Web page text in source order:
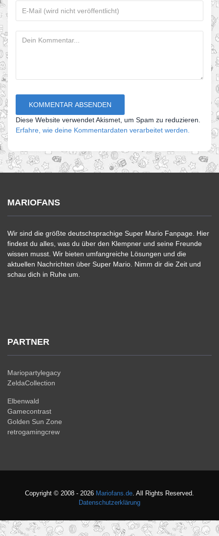
Diese Website verwendet Akismet, um Spam zu reduzieren.
Erfahre, wie deine Kommentardaten verarbeitet werden.
MARIOFANS
Wir sind die größte deutschsprachige Super Mario Fanpage. Hier
findest du alles, was du über den Klempner und seine Freunde
wissen musst. Wir bieten umfangreiche Lösungen und die
aktuellen Nachrichten über Super Mario. Nimm dir die Zeit und
schau dich in Ruhe um.
PARTNER
Mariopartylegacy
ZeldaCollection
Elbenwald
Gamecontrast
Golden Sun Zone
retrogamingcrew
Copyright © 2008 - 2026 Mariofans.de. All Rights Reserved.
Datenschutzerklärung